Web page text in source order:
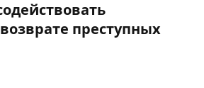
преступных